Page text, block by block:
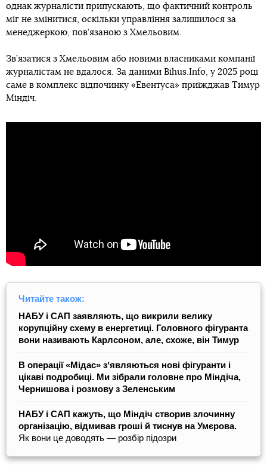
однак журналісти припускають, що фактичний контроль
міг не змінитися, оскільки управління залишилося за
менеджеркою, пов’язаною з Хмельовим.
Зв’язатися з Хмельовим або новими власниками компанії
журналістам не вдалося. За даними Bihus.Info, у 2025 році
саме в комплекс відпочинку «Евентуса» приїжджав Тимур
Міндіч.
Читайте також:
НАБУ і САП заявляють, що викрили велику
корупційну схему в енергетиці. Головного фігуранта
вони називають Карлсоном, але, схоже, він Тимур
В операції «Мідас» зʼявляються нові фігуранти і
цікаві подробиці. Ми зібрали головне про Міндіча,
Чернишова і розмову з Зеленським
НАБУ і САП кажуть, що Міндіч створив злочинну
організацію, відмивав гроші й тиснув на Умєрова.
Як вони це доводять — розбір підозри